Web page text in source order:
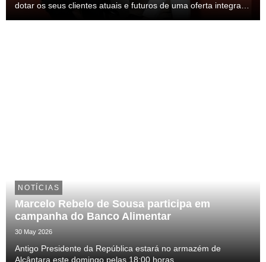
dotar os seus clientes atuais e futuros de uma oferta integrada
NOTÍCIAS
Marcelo Rebelo de Sousa participa em
campanha do Banco Alimentar
30 May 2026
Antigo Presidente da República estará no armazém de
Alcântara este domingo pelas 18:00 horas